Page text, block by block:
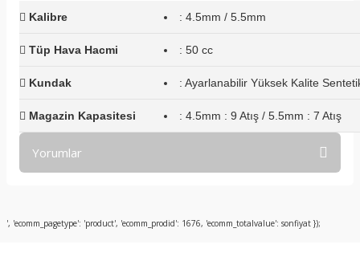
Kalibre : 4.5mm / 5.5mm
Tüp Hava Hacmi : 50 cc
Kundak : Ayarlanabilir Yüksek Kalite
Magazin Kapasitesi : 4.5mm : 9 Atış / 5.5mm : 7 Atış
Yorumlar
Bu ürüne ilk yorumu siz yapın!
', 'ecomm_pagetype': 'product', 'ecomm_prodid': 1676, 'ecomm_totalvalue': sonfiyat });